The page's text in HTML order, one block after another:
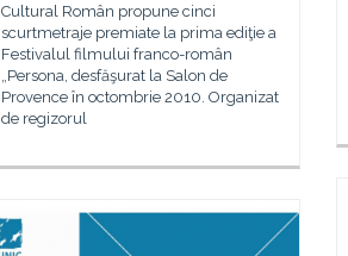
Cultural Român propune cinci
scurtmetraje premiate la prima ediţie a
Festivalul filmului franco-român
„Persona, desfăşurat la Salon de
Provence în octombrie 2010. Organizat
de regizorul